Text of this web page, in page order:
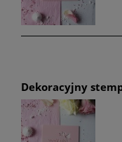
Dekoracyjny